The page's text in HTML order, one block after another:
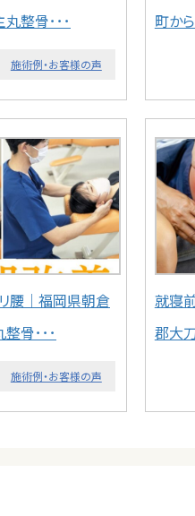
整骨･･･
施術例・お客様の声
町か
腰｜福岡県朝倉
骨･･･
施術例・お客様の声
就寝
郡大